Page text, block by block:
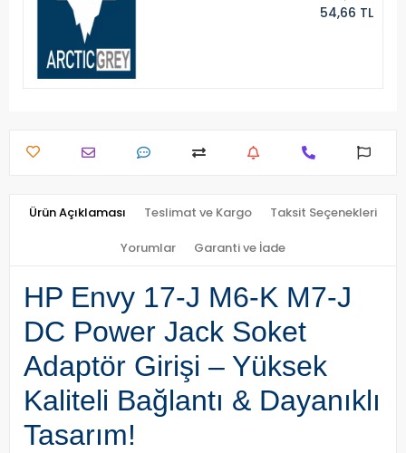
54,66 TL
Ürün Açıklaması Teslimat ve Kargo Taksit Seçenekleri
Yorumlar Garanti ve İade
HP Envy 17-J M6-K M7-J
DC Power Jack Soket
Adaptör Girişi – Yüksek
Kaliteli Bağlantı & Dayanıklı
Tasarım!